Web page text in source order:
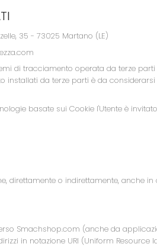
35 - 73025 Martano (LE)
di tracciamento operata da terze
da terze parti è da
basate sui Cookie l'Utente è
direttamente o indirettamente, anche
Smachshop.com (anche da
in notazione URI (Uniform